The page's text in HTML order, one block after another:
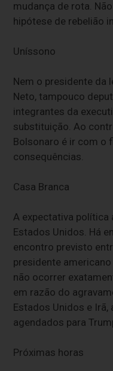
mudança de rota.
hipótese de rebelião
Uníssono
Nem o presidente da
Neto, tampouco
integrantes da
substituição. Ao
Bolsonaro é ir com o
consequências.
Casa Branca
A expectativa política
Estados Unidos. Há
encontro previsto
presidente
não ocorrer
em razão do
Estados Unidos e
agendados para
Próximas horas